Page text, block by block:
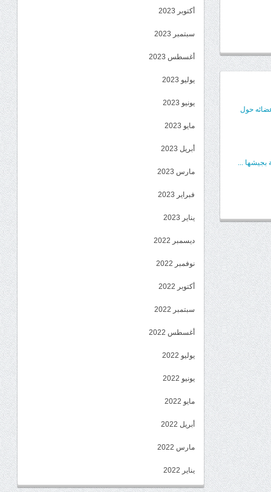
حول
بجيشها ...
أكتوبر 2023
سبتمبر 2023
أغسطس 2023
يوليو 2023
يونيو 2023
مايو 2023
أبريل 2023
مارس 2023
فبراير 2023
يناير 2023
ديسمبر 2022
نوفمبر 2022
أكتوبر 2022
سبتمبر 2022
أغسطس 2022
يوليو 2022
يونيو 2022
مايو 2022
أبريل 2022
مارس 2022
يناير 2022